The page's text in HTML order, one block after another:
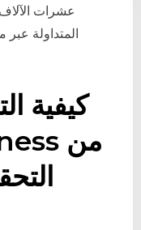
عشرات
المتداولة
كيفية